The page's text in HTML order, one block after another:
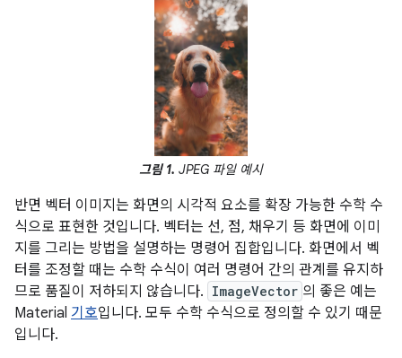
그림 1. JPEG 파일 예시
반면 벡터 이미지는 화면의 시각적 요소를 확장 가능한 수학 수
식으로 표현한 것입니다. 벡터는 선, 점, 채우기 등 화면에 이미
지를 그리는 방법을 설명하는 명령어 집합입니다. 화면에서 벡
터를 조정할 때는 수학 수식이 여러 명령어 간의 관계를 유지하
므로 품질이 저하되지 않습니다. ImageVector 의 좋은 예는
Material 기호입니다. 모두 수학 수식으로 정의할 수 있기 때문
입니다.